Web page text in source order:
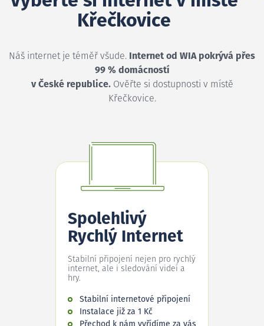
Křečkovice
Náš internet je téměř všude. Internet od WIA pokrývá přes
99 % domácností
v České republice.Ověřte si dostupnosti v místě
Křečkovice.
Spolehlivý
Rychlý Internet
Stabilní připojení nejen pro rychlý
internet, ale i sledování videí a
hry.
Stabilní internetové připojení
Instalace již za 1 Kč
Přechod k nám vyřídíme za vás